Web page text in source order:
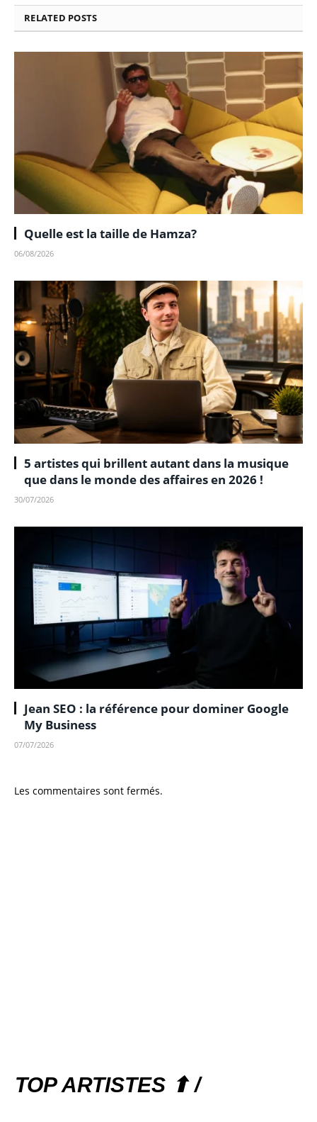
RELATED POSTS
Quelle est la taille de Hamza?
06/08/2026
5 artistes qui brillent autant dans la musique
que dans le monde des affaires en 2026 !
30/07/2026
Jean SEO : la référence pour dominer Google
My Business
07/07/2026
Les commentaires sont fermés.
TOP ARTISTES ⬆ /